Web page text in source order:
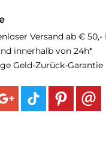
Versand ab €
innerhalb von 24h*
Geld-Zurück-Garantie